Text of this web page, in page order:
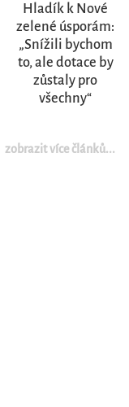
Hladík k Nové
zelené úsporám:
„Snížili bychom
to, ale dotace by
zůstaly pro
všechny“
zobrazit více článků...